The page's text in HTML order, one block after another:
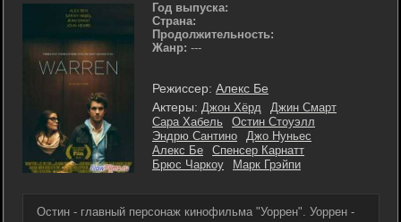
Год выпуска:
Страна:
Продолжительность:
Жанр: ---
Режиссер: Алекс Бе
Актеры: Джон Хёрд
Джин Смарт
Сара Хабель
Остин Стоуэлл
Эндрю Сантино
Джо Нуньес
Алекс Бе
Спенсер Карнатт
Брюс Чаркоу
Марк Грэйпи
Остин - главный персонаж кинофильма "Уоррен". Уоррен -